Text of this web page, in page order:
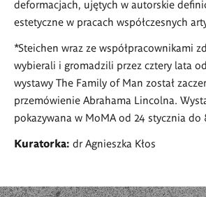
deformacjach, ujętych w autorskie
estetyczne w pracach współczesnych
*Steichen wraz ze współpracownikami
wybierali i gromadzili przez cztery lata
wystawy The Family of Man został
przemówienie Abrahama Lincolna.
pokazywana w MoMA od 24 stycznia do
Kuratorka: dr Agnieszka Kłos